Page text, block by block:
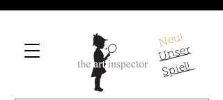
Neu!
U
ns
er
S
pi
el!